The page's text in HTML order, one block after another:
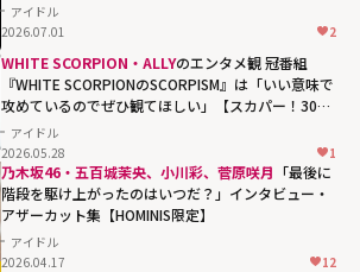
アイドル
2026.07.01
2
WHITE SCORPION・ALLYのエンタメ観 冠番組
『WHITE SCORPIONのSCORPISM』は「いい意味で
攻めているのでぜひ観てほしい」【スカパー！30周
年】
アイドル
2026.05.28
1
乃木坂46・五百城茉央、小川彩、菅原咲月 「最後に
階段を駆け上がったのはいつだ？」インタビュー・
アザーカット集【HOMINIS限定】
アイドル
2026.04.17
12